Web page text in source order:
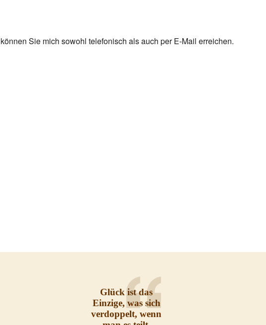
Sie mich sowohl telefonisch als auch per E-Mail erreichen.
Glück ist das
Einzige, was sich
verdoppelt, wenn